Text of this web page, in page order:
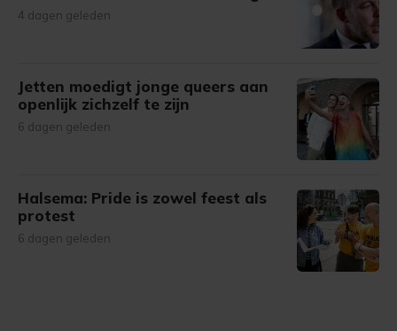
4 dagen geleden
Jetten moedigt jonge queers aan
openlijk zichzelf te zijn
6 dagen geleden
Halsema: Pride is zowel feest als
protest
6 dagen geleden